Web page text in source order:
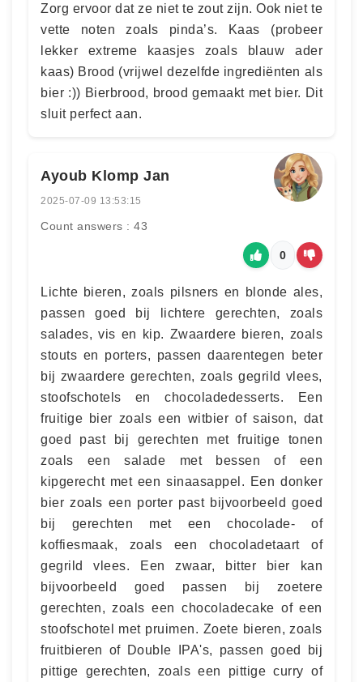
Zorg ervoor dat ze niet te zout zijn. Ook niet te
vette noten zoals pinda’s. Kaas (probeer
lekker extreme kaasjes zoals blauw ader
kaas) Brood (vrijwel dezelfde ingrediënten als
bier :)) Bierbrood, brood gemaakt met bier. Dit
sluit perfect aan.
Ayoub Klomp Jan
2025-07-09 13:53:15
Count answers : 43
0
Lichte bieren, zoals pilsners en blonde ales,
passen goed bij lichtere gerechten, zoals
salades, vis en kip. Zwaardere bieren, zoals
stouts en porters, passen daarentegen beter
bij zwaardere gerechten, zoals gegrild vlees,
stoofschotels en chocoladedesserts. Een
fruitige bier zoals een witbier of saison, dat
goed past bij gerechten met fruitige tonen
zoals een salade met bessen of een
kipgerecht met een sinaasappel. Een donker
bier zoals een porter past bijvoorbeeld goed
bij gerechten met een chocolade- of
koffiesmaak, zoals een chocoladetaart of
gegrild vlees. Een zwaar, bitter bier kan
bijvoorbeeld goed passen bij zoetere
gerechten, zoals een chocoladecake of een
stoofschotel met pruimen. Zoete bieren, zoals
fruitbieren of Double IPA's, passen goed bij
pittige gerechten, zoals een pittige curry of